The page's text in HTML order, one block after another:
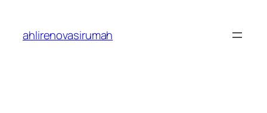
content
ahlirenovasirumah